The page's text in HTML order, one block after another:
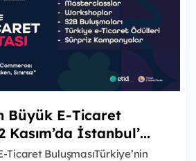
Büyük E-Ticaret
Kasım’da İstanbul’...
Ticaret BuluşmasıTürkiye’nin